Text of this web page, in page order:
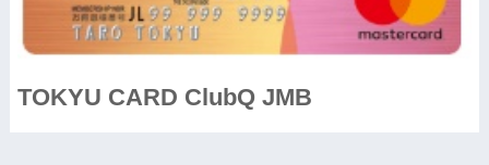
TOKYU CARD ClubQ JMB